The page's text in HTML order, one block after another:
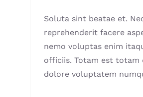
Soluta sint beatae et.
reprehenderit facere
nemo voluptas enim
officiis. Totam est totam
dolore voluptatem